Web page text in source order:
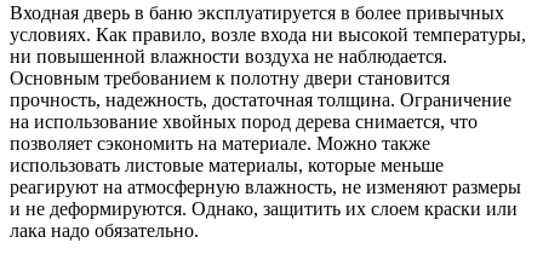
Входная дверь в баню эксплуатируется в более привычных
условиях. Как правило, возле входа ни высокой температуры,
ни повышенной влажности воздуха не наблюдается.
Основным требованием к полотну двери становится
прочность, надежность, достаточная толщина. Ограничение
на использование хвойных пород дерева снимается, что
позволяет сэкономить на материале. Можно также
использовать листовые материалы, которые меньше
реагируют на атмосферную влажность, не изменяют размеры
и не деформируются. Однако, защитить их слоем краски или
лака надо обязательно.